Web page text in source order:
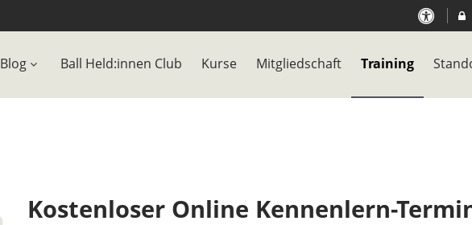
Blog Ball Held:innen Club Kurse Mitgliedschaft Training
Kostenloser Online Kennenlern-